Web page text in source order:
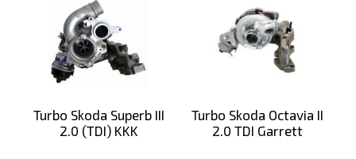
Turbo Skoda Superb III
2.0 (TDI) KKK
Turbo Skoda Octavia II
2.0 TDI Garrett